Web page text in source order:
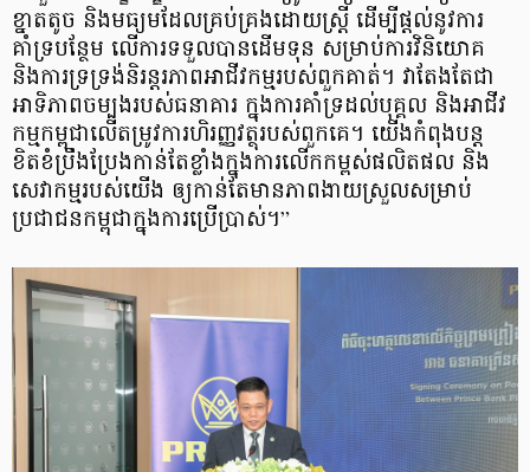
ខ្នាតតូច និងមធ្យមដែលគ្រប់គ្រងដោយស្ត្រី ដើម្បីផ្តល់នូវការ
គាំទ្របន្ថែម លើការទទួលបានដើមទុន សម្រាប់ការវិនិយោគ
និងការទ្រទ្រង់និរន្តរភាពអាជីវកម្មរបស់ពួកគាត់។ វាតែងតែជា
អាទិភាពចម្បងរបស់ធនាគារ ក្នុងការគាំទ្រដល់បុគ្គល និងអាជីវ
កម្មកម្ពុជាលើតម្រូវការហិរញ្ញវត្ថុរបស់ពួកគេ។ យើងកំពុងបន្ត
ខិតខំប្រឹងប្រែងកាន់តែខ្លាំងក្នុងការលើកកម្ពស់ផលិតផល និង
សេវាកម្មរបស់យើង ឲ្យកាន់តែមានភាពងាយស្រួលសម្រាប់
ប្រជាជនកម្ពុជាក្នុងការប្រើប្រាស់។”